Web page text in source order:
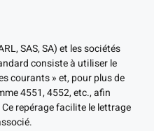
SAS, SA) et les sociétés
consiste à utiliser le
courants » et, pour plus de
4551, 4552, etc., afin
repérage facilite le lettrage